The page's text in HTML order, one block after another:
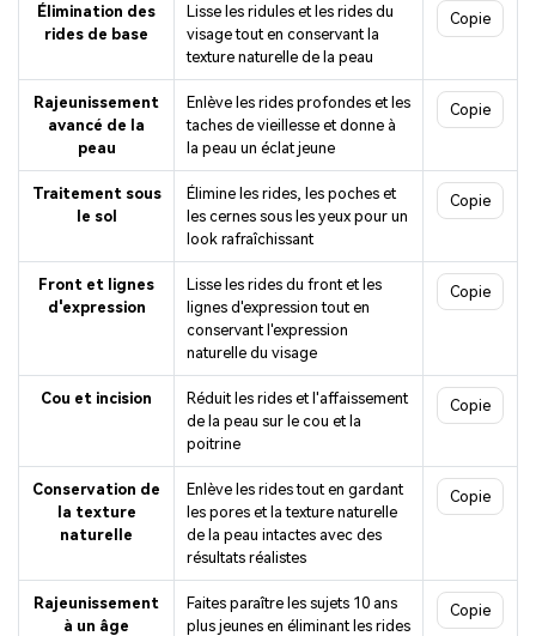
Élimination des
rides de base
Lisse les ridules et les rides du
visage tout en conservant la
texture naturelle de la peau
Copie
Rajeunissement
avancé de la
peau
Enlève les rides profondes et les
taches de vieillesse et donne à
la peau un éclat jeune
Copie
Traitement sous
le sol
Élimine les rides, les poches et
les cernes sous les yeux pour un
look rafraîchissant
Copie
Front et lignes
d'expression
Lisse les rides du front et les
lignes d'expression tout en
conservant l'expression
naturelle du visage
Copie
Cou et incision
Réduit les rides et l'affaissement
de la peau sur le cou et la
poitrine
Copie
Conservation de
la texture
naturelle
Enlève les rides tout en gardant
les pores et la texture naturelle
de la peau intactes avec des
résultats réalistes
Copie
Rajeunissement
à un âge
Faites paraître les sujets 10 ans
plus jeunes en éliminant les rides
Copie